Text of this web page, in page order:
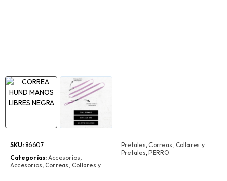
SKU:86607
Categorías: Accesorios,
Accesorios, Correas, Collares y
Pretales, Correas, Collares y
Pretales,PERRO